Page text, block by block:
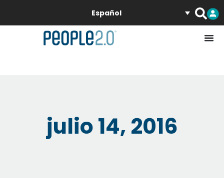
Español
julio 14, 2016